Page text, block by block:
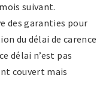
suivant.
des garanties pour
du délai de carence
délai n’est pas
couvert mais